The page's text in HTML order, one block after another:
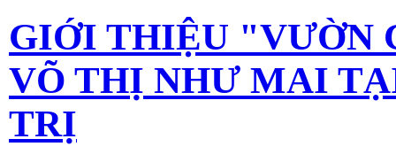
GIỚI THIỆU "VƯỜN
VÕ THỊ NHƯ MAI
TRỊ